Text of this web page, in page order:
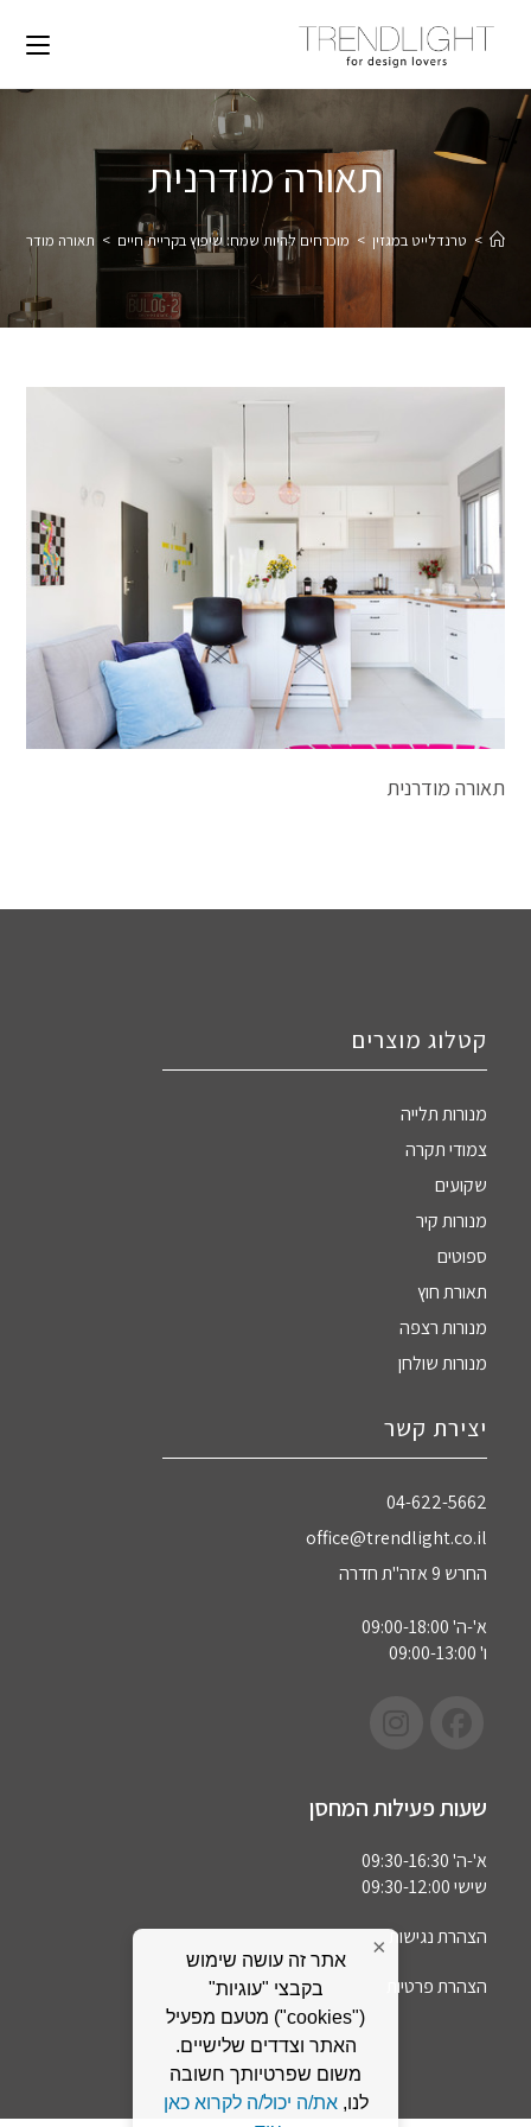
תאורה מודרנית
> טרנדלייט במגזין > מוכרחים להיות שמח: שיפוץ בקריית חיים > תאורה מודרנית
תאורה מודרנית
קטלוג מוצרים
מנורות תלייה
צמודי תקרה
שקועים
מנורות קיר
ספוטים
תאורת חוץ
מנורות רצפה
מנורות שולחן
יצירת קשר
04-622-5662‏
office@trendlight.co.il
החרש 9 אזה"ת חדרה
א'-ה' 09:00-18:00
ו' 09:00-13:00
שעות פעילות המחסן
א'-ה' 09:30-16:30
שישי 09:30-12:00
הצהרת נגישות
הצהרת פרטיות
×
אתר זה עושה שימוש
בקבצי "עוגיות"
("cookies") מטעם מפעיל
האתר וצדדים שלישיים.
משום שפרטיותך חשובה
לנו,את/ה יכול/ה לקרוא כאן